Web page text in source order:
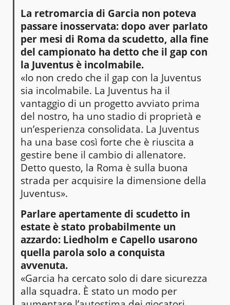
La retromarcia di Garcia non poteva
passare inosservata: dopo aver parlato
per mesi di Roma da scudetto, alla fine
del campionato ha detto che il gap con
la Juventus è incolmabile.
«Io non credo che il gap con la Juventus
sia incolmabile. La Juventus ha il
vantaggio di un progetto avviato prima
del nostro, ha uno stadio di proprietà e
un’esperienza consolidata. La Juventus
ha una base così forte che è riuscita a
gestire bene il cambio di allenatore.
Detto questo, la Roma è sulla buona
strada per acquisire la dimensione della
Juventus».
Parlare apertamente di scudetto in
estate è stato probabilmente un
azzardo: Liedholm e Capello usarono
quella parola solo a conquista
avvenuta.
«Garcia ha cercato solo di dare sicurezza
alla squadra. È stato un modo per